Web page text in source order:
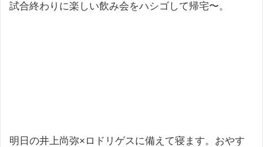
試合終わりに楽しい飲み会をハシゴして帰宅〜。
明日の井上尚弥×ロドリゲスに備えて寝ます。おやす